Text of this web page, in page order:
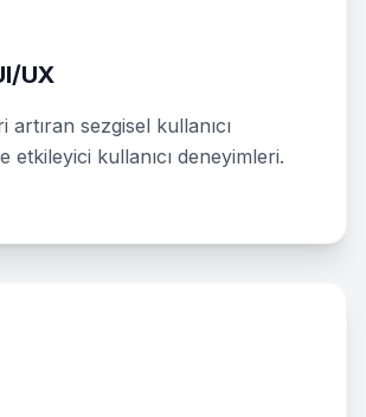
UX
artıran sezgisel kullanıcı
etkileyici kullanıcı deneyimleri.